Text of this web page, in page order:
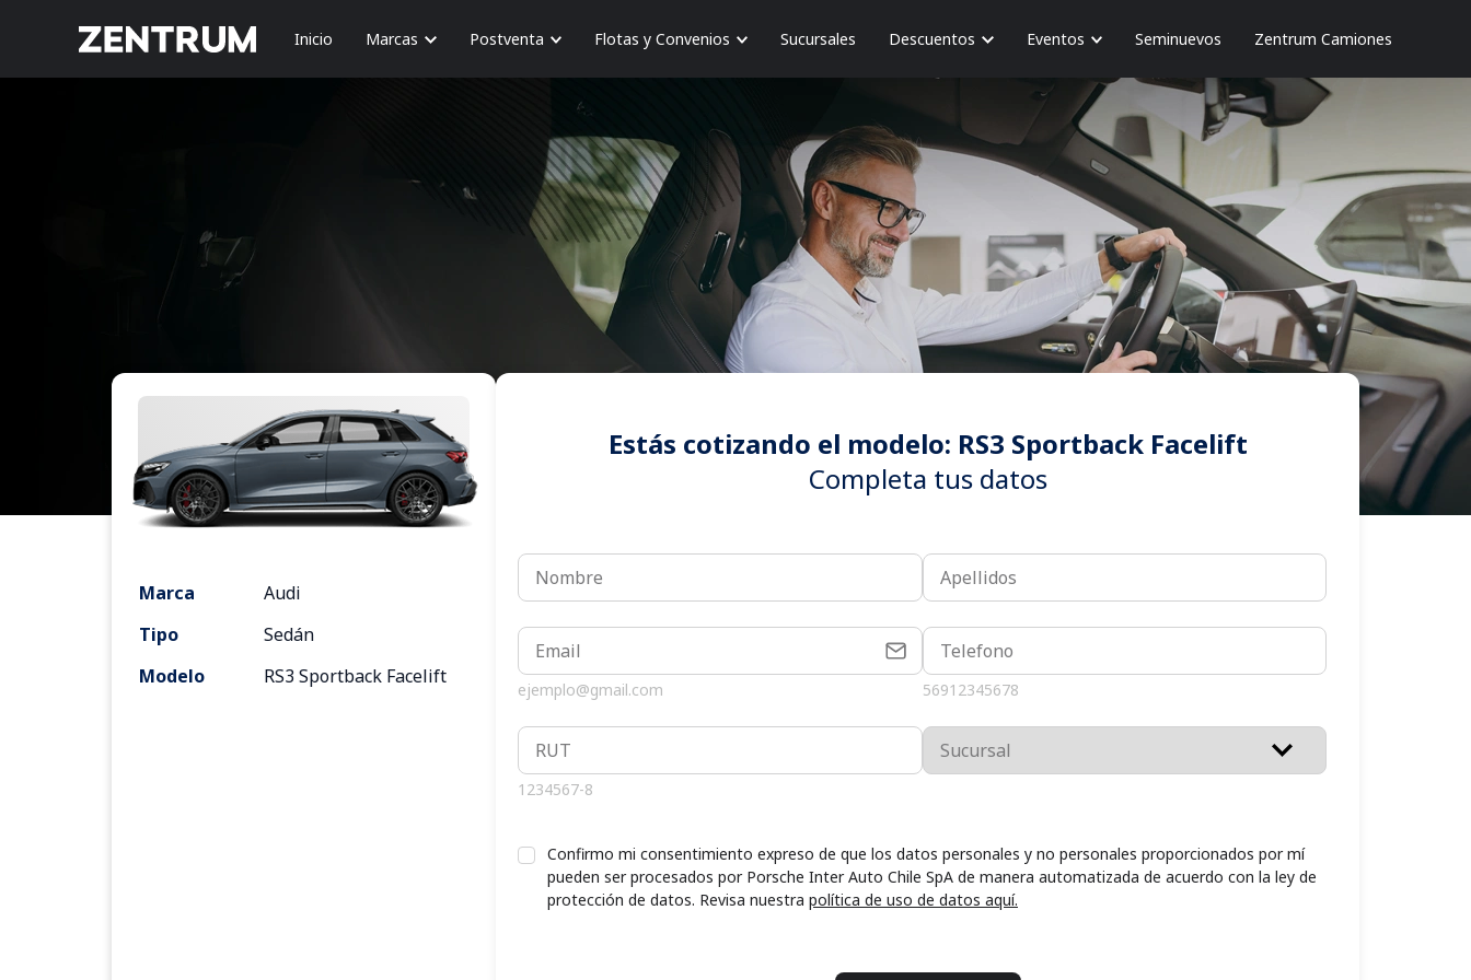
Inicio Marcas Postventa Flotas y Convenios Sucursales Descuentos Eventos Seminuevos Zentrum Camiones
Marca
Audi
Tipo
Sedán
Modelo
RS3 Sportback Facelift
Estás cotizando el modelo: RS3 Sportback Facelift
Completa tus datos
ejemplo@gmail.com 56912345678
1234567-8
Confirmo mi consentimiento expreso de que los datos personales y no personales proporcionados por mí
pueden ser procesados por Porsche Inter Auto Chile SpA de manera automatizada de acuerdo con la ley de
protección de datos. Revisa nuestra política de uso de datos aquí.